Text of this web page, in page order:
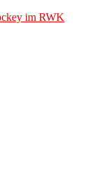
im RWK